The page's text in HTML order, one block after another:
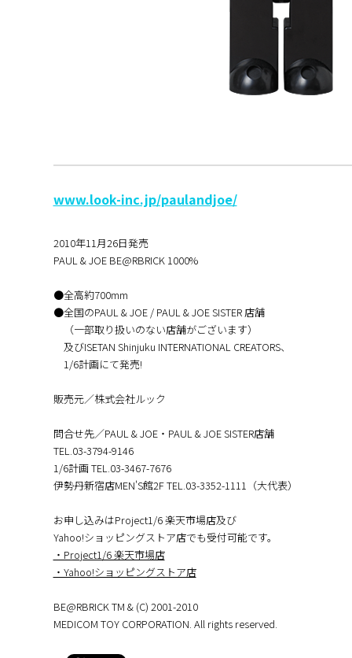
www.look-inc.jp/paulandjoe/
2010年11月26日発売
PAUL & JOE BE@RBRICK 1000%
●全高約700mm
●全国のPAUL & JOE / PAUL & JOE SISTER 店舗
（一部取り扱いのない店舗がございます）
及びISETAN Shinjuku INTERNATIONAL CREATORS、
1/6計画にて発売!
販売元／株式会社ルック
問合せ先／PAUL & JOE・PAUL & JOE SISTER店舗
TEL.03-3794-9146
1/6計画 TEL.03-3467-7676
伊勢丹新宿店MEN'S館2F TEL.03-3352-1111（大代表）
お申し込みはProject1/6 楽天市場店及び
Yahoo!ショッピングストア店でも受付可能です。
・Project1/6 楽天市場店
・Yahoo!ショッピングストア店
BE@RBRICK TM & (C) 2001-2010
MEDICOM TOY CORPORATION. All rights reserved.